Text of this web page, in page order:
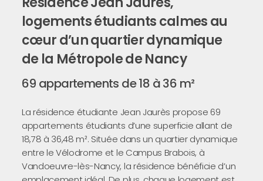
logements étudiants calmes au
cœur d’un quartier dynamique
de la Métropole de Nancy
69 appartements de 18 à 36 m²
La résidence étudiante Jean Jaurès propose 69
appartements étudiants d’une superficie allant de
18,78 à 36,48 m². Située dans un quartier dynamique
entre le Vélodrome et le Campus Brabois, à
Vandoeuvre-lès-Nancy, la résidence bénéficie d’un